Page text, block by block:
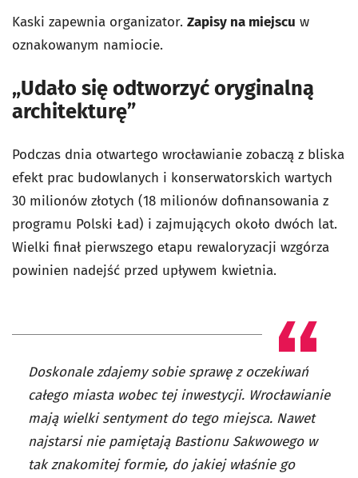
Kaski zapewnia organizator. Zapisy na miejscu w
oznakowanym namiocie.
„Udało się odtworzyć oryginalną
architekturę”
Podczas dnia otwartego wrocławianie zobaczą z bliska
efekt prac budowlanych i konserwatorskich wartych
30 milionów złotych (18 milionów dofinansowania z
programu Polski Ład) i zajmujących około dwóch lat.
Wielki finał pierwszego etapu rewaloryzacji wzgórza
powinien nadejść przed upływem kwietnia.
Doskonale zdajemy sobie sprawę z oczekiwań
całego miasta wobec tej inwestycji. Wrocławianie
mają wielki sentyment do tego miejsca. Nawet
najstarsi nie pamiętają Bastionu Sakwowego w
tak znakomitej formie, do jakiej właśnie go